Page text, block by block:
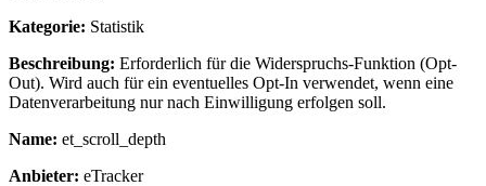
Kategorie: Statistik
Beschreibung: Erforderlich für die Widerspruchs-Funktion (Opt-
Out). Wird auch für ein eventuelles Opt-In verwendet, wenn eine
Datenverarbeitung nur nach Einwilligung erfolgen soll.
Name: et_scroll_depth
Anbieter: eTracker